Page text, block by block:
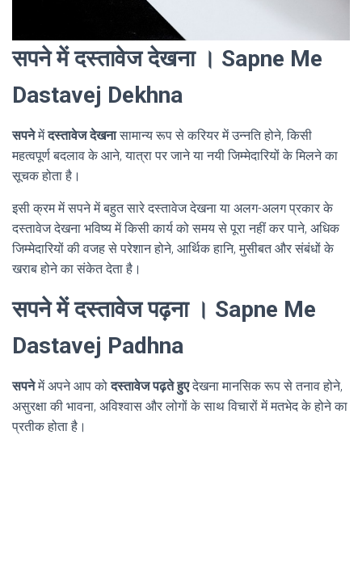
सपने में दस्तावेज देखना । Sapne Me
Dastavej Dekhna
सपनेमेंदस्तावेज देखनासामान्य रूप से करियर में उन्नति होने, किसी
महत्वपूर्ण बदलाव के आने, यात्रा पर जाने या नयी जिम्मेदारियों के मिलने का
सूचक होता है।
इसी क्रम में सपने में बहुत सारे दस्तावेज देखना या अलग-अलग प्रकार के
दस्तावेज देखना भविष्य में किसी कार्य को समय से पूरा नहीं कर पाने, अधिक
जिम्मेदारियों की वजह से परेशान होने, आर्थिक हानि, मुसीबत और संबंधों के
खराब होने का संकेत देता है।
सपने में दस्तावेज पढ़ना । Sapne Me
Dastavej Padhna
सपनेमें अपने आप कोदस्तावेज पढ़ते हुएदेखना मानसिक रूप से तनाव होने,
असुरक्षा की भावना, अविश्वास और लोगों के साथ विचारों में मतभेद के होने का
प्रतीक होता है।